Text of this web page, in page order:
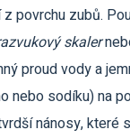
povrchu zubů.
skaler
proud vody a
nebo sodíku) na
nánosy, které